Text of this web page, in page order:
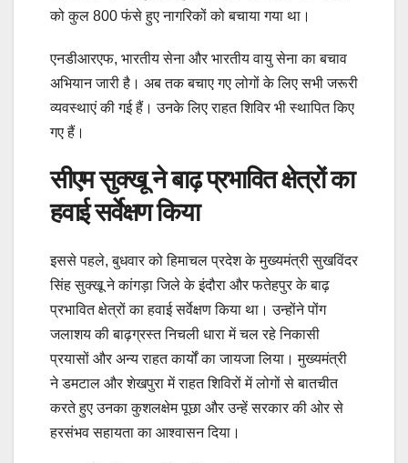
को कुल 800 फंसे हुए नागरिकों को बचाया गया था।
एनडीआरएफ, भारतीय सेना और भारतीय वायु सेना का बचाव
अभियान जारी है। अब तक बचाए गए लोगों के लिए सभी जरूरी
व्यवस्थाएं की गई हैं। उनके लिए राहत शिविर भी स्थापित किए
गए हैं।
सीएम सुक्खू ने बाढ़ प्रभावित क्षेत्रों का
हवाई सर्वेक्षण किया
इससे पहले, बुधवार को हिमाचल प्रदेश के मुख्यमंत्री सुखविंदर
सिंह सुक्खू ने कांगड़ा जिले के इंदौरा और फतेहपुर के बाढ़
प्रभावित क्षेत्रों का हवाई सर्वेक्षण किया था। उन्होंने पोंग
जलाशय की बाढ़ग्रस्त निचली धारा में चल रहे निकासी
प्रयासों और अन्य राहत कार्यों का जायजा लिया। मुख्यमंत्री
ने डमटाल और शेखपुरा में राहत शिविरों में लोगों से बातचीत
करते हुए उनका कुशलक्षेम पूछा और उन्हें सरकार की ओर से
हरसंभव सहायता का आश्वासन दिया।